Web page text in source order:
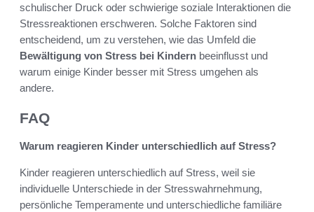
schulischer Druck oder schwierige soziale Interaktionen die
Stressreaktionen erschweren. Solche Faktoren sind
entscheidend, um zu verstehen, wie das Umfeld die
Bewältigung von Stress bei Kindern beeinflusst und
warum einige Kinder besser mit Stress umgehen als
andere.
FAQ
Warum reagieren Kinder unterschiedlich auf Stress?
Kinder reagieren unterschiedlich auf Stress, weil sie
individuelle Unterschiede in der Stresswahrnehmung,
persönliche Temperamente und unterschiedliche familiäre